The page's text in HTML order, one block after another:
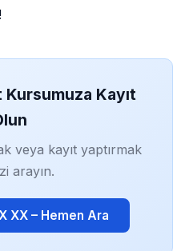
Kayıt
veya kayıt yaptırmak
arayın.
XX – Hemen Ara